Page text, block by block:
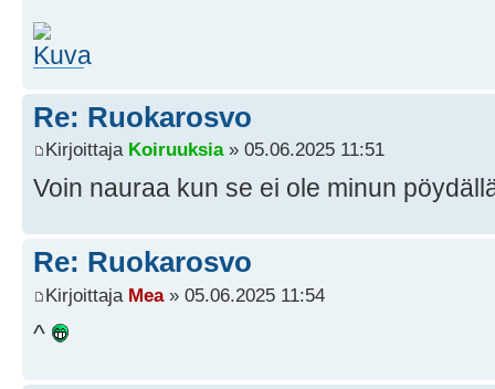
Re: Ruokarosvo
Kirjoittaja Koiruuksia» 05.06.2025 11:51
Voin nauraa kun se ei ole minun
Re: Ruokarosvo
Kirjoittaja Mea» 05.06.2025 11:54
^